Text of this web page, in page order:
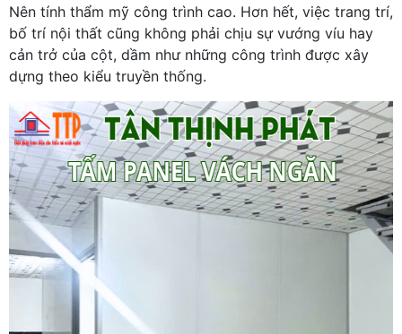
Nên tính thẩm mỹ công trình cao. Hơn hết, việc trang trí,
bố trí nội thất cũng không phải chịu sự vướng víu hay
cản trở của cột, dầm như những công trình được xây
dựng theo kiểu truyền thống.